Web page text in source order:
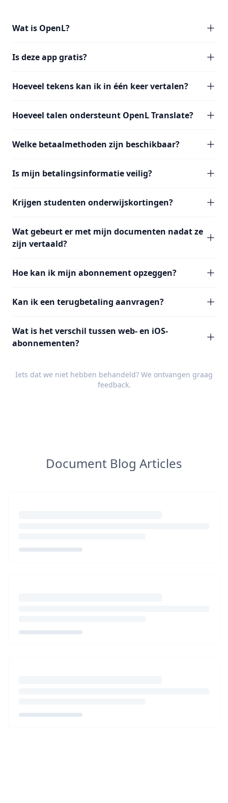
Wat is OpenL?
Is deze app gratis?
Hoeveel tekens kan ik in één keer vertalen?
Hoeveel talen ondersteunt OpenL Translate?
Welke betaalmethoden zijn beschikbaar?
Is mijn betalingsinformatie veilig?
Krijgen studenten onderwijskortingen?
Wat gebeurt er met mijn documenten nadat ze
zijn vertaald?
Hoe kan ik mijn abonnement opzeggen?
Kan ik een terugbetaling aanvragen?
Wat is het verschil tussen web- en iOS-
abonnementen?
Iets dat we niet hebben behandeld? We ontvangen graag
feedback.
Document Blog Articles